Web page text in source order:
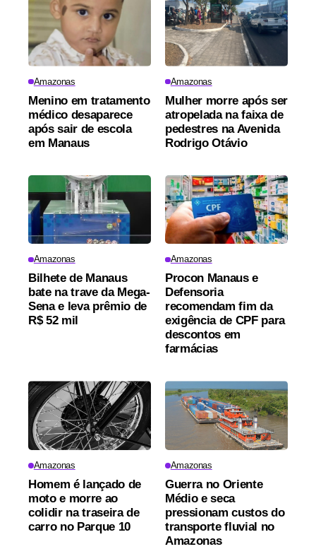
Amazonas
Menino em tratamento
médico desaparece
após sair de escola
em Manaus
Amazonas
Mulher morre após ser
atropelada na faixa de
pedestres na Avenida
Rodrigo Otávio
Amazonas
Bilhete de Manaus
bate na trave da Mega-
Sena e leva prêmio de
R$ 52 mil
Amazonas
Procon Manaus e
Defensoria
recomendam fim da
exigência de CPF para
descontos em
farmácias
Amazonas
Homem é lançado de
moto e morre ao
colidir na traseira de
carro no Parque 10
Amazonas
Guerra no Oriente
Médio e seca
pressionam custos do
transporte fluvial no
Amazonas